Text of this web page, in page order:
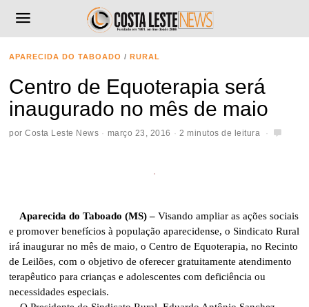
APARECIDA DO TABOADO / RURAL
Centro de Equoterapia será
inaugurado no mês de maio
porCosta Leste News março 23, 2016 2 minutos de leitura
Aparecida do Taboado (MS) – Visando ampliar as ações sociais
e promover benefícios à população aparecidense, o Sindicato Rural
irá inaugurar no mês de maio, o Centro de Equoterapia, no Recinto
de Leilões, com o objetivo de oferecer gratuitamente atendimento
terapêutico para crianças e adolescentes com deficiência ou
necessidades especiais.